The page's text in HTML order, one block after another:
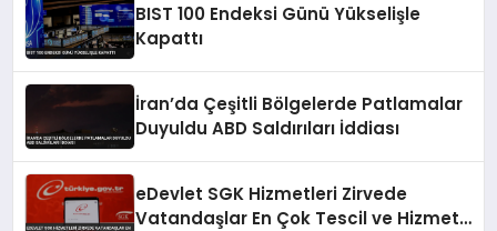
BIST 100 Endeksi Günü Yükselişle
Kapattı
İran’da Çeşitli Bölgelerde Patlamalar
Duyuldu ABD Saldırıları İddiası
eDevlet SGK Hizmetleri Zirvede
Vatandaşlar En Çok Tescil ve Hizmet